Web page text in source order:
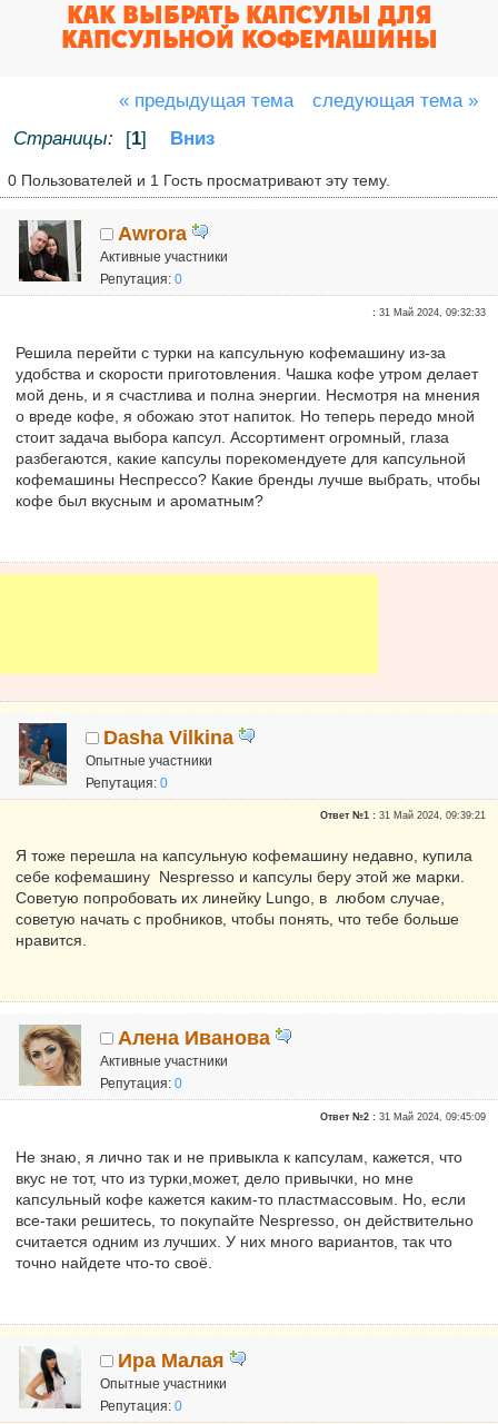
КАК ВЫБРАТЬ КАПСУЛЫ ДЛЯ
КАПСУЛЬНОЙ КОФЕМАШИНЫ
« предыдущая тема
следующая тема »
Страницы:
[1] Вниз
0 Пользователей и 1 Гость просматривают эту тему.
Awrora
Активные участники
Репутация:0
:31 Май 2024, 09:32:33
Решила перейти с турки на капсульную кофемашину из-за
удобства и скорости приготовления. Чашка кофе утром делает
мой день, и я счастлива и полна энергии. Несмотря на мнения
о вреде кофе, я обожаю этот напиток. Но теперь передо мной
стоит задача выбора капсул. Ассортимент огромный, глаза
разбегаются, какие капсулы порекомендуете для капсульной
кофемашины Неспрессо? Какие бренды лучше выбрать, чтобы
кофе был вкусным и ароматным?
Dasha Vilkina
Опытные участники
Репутация:0
Ответ №1 :31 Май 2024, 09:39:21
Я тоже перешла на капсульную кофемашину недавно, купила
себе кофемашину Nespresso и капсулы беру этой же марки.
Советую попробовать их линейку Lungo, в любом случае,
советую начать с пробников, чтобы понять, что тебе больше
нравится.
Алена Иванова
Активные участники
Репутация:0
Ответ №2 :31 Май 2024, 09:45:09
Не знаю, я лично так и не привыкла к капсулам, кажется, что
вкус не тот, что из турки,может, дело привычки, но мне
капсульный кофе кажется каким-то пластмассовым. Но, если
все-таки решитесь, то покупайте Nespresso, он действительно
считается одним из лучших. У них много вариантов, так что
точно найдете что-то своё.
Ира Малая
Опытные участники
Репутация:0